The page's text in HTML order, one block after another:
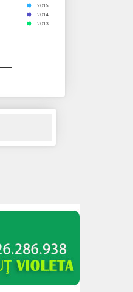
2015
2014
2013